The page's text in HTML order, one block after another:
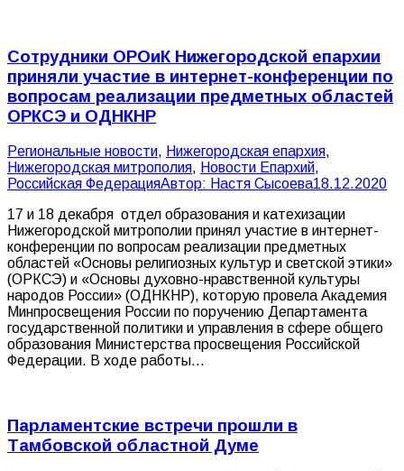
Сотрудники ОРОиК Нижегородской епархии
приняли участие в интернет-конференции по
вопросам реализации предметных областей
ОРКСЭ и ОДНКНР
Pегиональные новости, Нижегородская епархия,
Нижегородская митрополия, Новости Епархий,
Российская ФедерацияАвтор: Настя Сысоева18.12.2020
17 и 18 декабря отдел образования и катехизации
Нижегородской митрополии принял участие в интернет-
конференции по вопросам реализации предметных
областей «Основы религиозных культур и светской этики»
(ОРКСЭ) и «Основы духовно-нравственной культуры
народов России» (ОДНКНР), которую провела Академия
Минпросвещения России по поручению Департамента
государственной политики и управления в сфере общего
образования Министерства просвещения Российской
Федерации. В ходе работы…
Парламентские встречи прошли в
Тамбовской областной Думе